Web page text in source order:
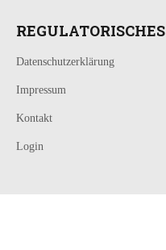
REGULATORISCHES
Datenschutzerklärung
Impressum
Kontakt
Login